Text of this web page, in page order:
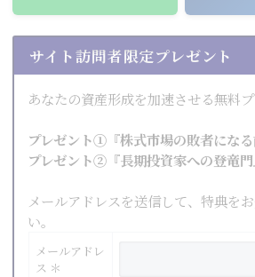
サイト訪問者限定プレゼント
あなたの資産形成を加速させる無料
プレゼント①『株式市場の敗者になる
プレゼント②『長期投資家への登竜門
メールアドレスを送信して、特典を
い。
メールアドレ
ス ＊